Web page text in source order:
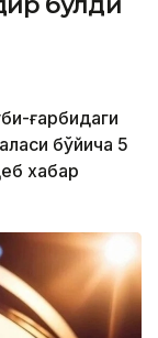
ғарбидаги
бўйича 5
хабар